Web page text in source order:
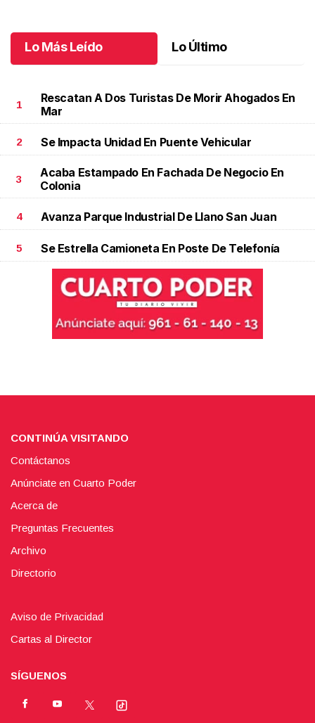
Lo Más Leído Lo Último
1
Rescatan A Dos Turistas De Morir Ahogados En
Mar
2 Se Impacta Unidad En Puente Vehicular
3
Acaba Estampado En Fachada De Negocio En
Colonia
4 Avanza Parque Industrial De Llano San Juan
5 Se Estrella Camioneta En Poste De Telefonía
CONTINÚA VISITANDO
Contáctanos
Anúnciate en Cuarto Poder
Acerca de
Preguntas Frecuentes
Archivo
Directorio
Aviso de Privacidad
Cartas al Director
SÍGUENOS